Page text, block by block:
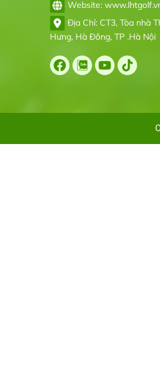
Website:
Địa Chỉ: CT3, Tòa nhà
Hưng, Hà Đông, TP .Hà Nội